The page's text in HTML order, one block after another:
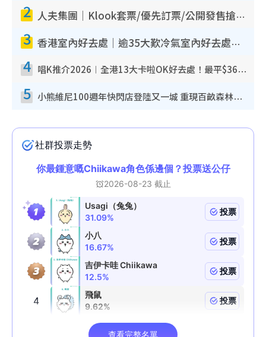
2 人夫集團｜Klook套票/優先訂票/公開發售搶飛攻略！附票價.購票連結.場地座位表
3 香港室內好去處｜逾35大歎冷氣室內好去處推介 室內活動免費避雨無懼落雨
4 唱K推介2026︱全港13大卡啦OK好去處！最平$36起 日文K都有！(附地址+收費詳情)
5 小熊維尼100週年快閃店登陸又一城 重現百畝森林經典場景／獨家限定盲盒登場／專屬DIY香水